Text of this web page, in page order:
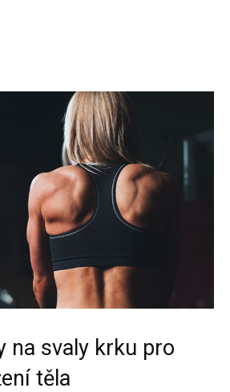
na svaly krku pro
těla